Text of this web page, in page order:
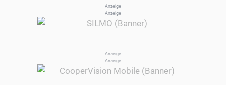
Anzeige
Anzeige
Anzeige
Anzeige